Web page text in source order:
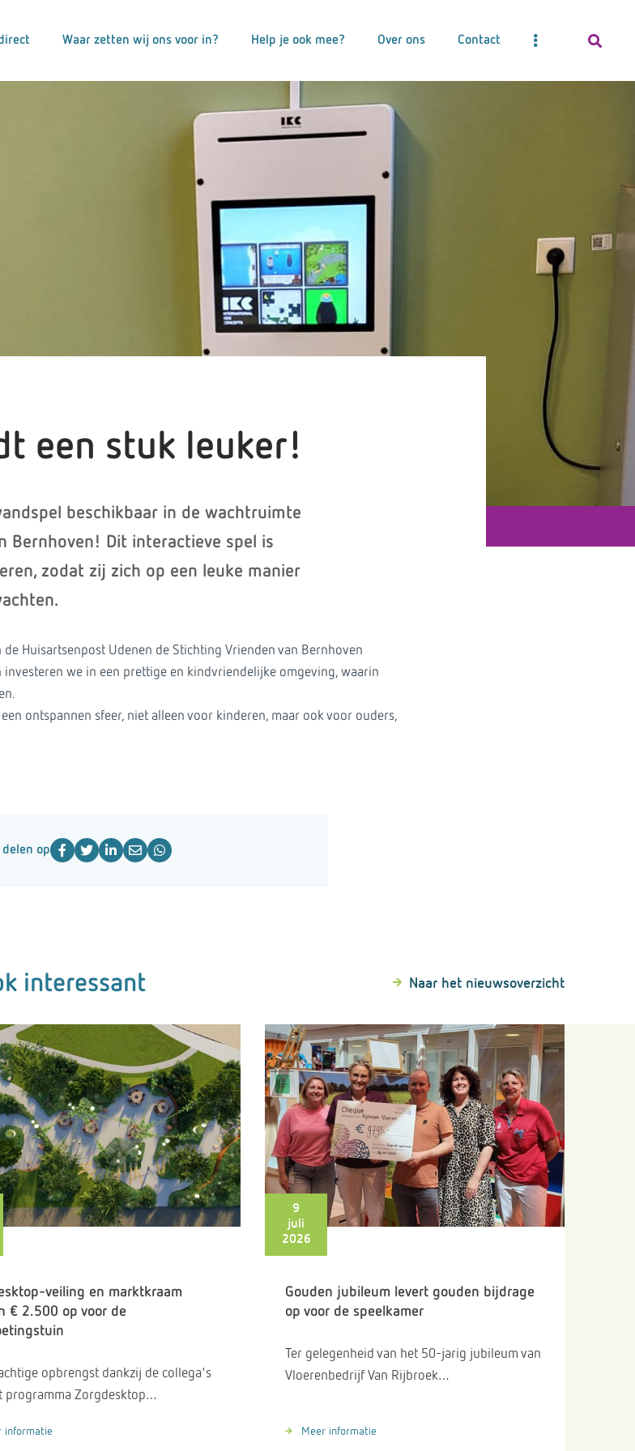
Waar zetten wij ons voor in? Help je ook mee? Over ons Contact
een stuk leuker!
beschikbaar in de wachtruimte
Bernhoven! Dit interactieve spel is
zodat zij zich op een leuke manier
Huisartsenpost Udenen de Stichting Vrienden van Bernhoven
investeren we in een prettige en kindvriendelijke omgeving, waarin
ontspannen sfeer, niet alleen voor kinderen, maar ook voor ouders,
delen op
interessant Naar het nieuwsoverzicht
veiling en marktkraam
€ 2.500 op voor de
opbrengst dankzij de collega's
programma Zorgdesktop…
informatie
9
juli
2026
Gouden jubileum levert gouden bijdrage
op voor de speelkamer
Ter gelegenheid van het 50-jarig jubileum van
Vloerenbedrijf Van Rijbroek…
Meer informatie